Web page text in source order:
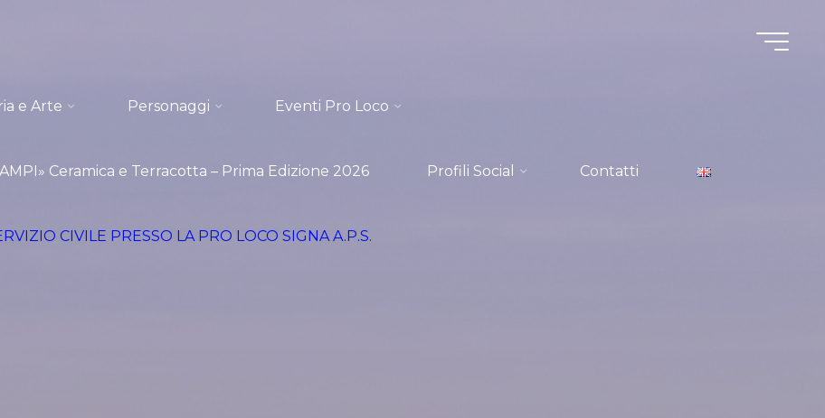
e Arte Personaggi Eventi Pro Loco
Ceramica e Terracotta – Prima Edizione 2026 Profili Social Contatti
CIVILE PRESSO LA PRO LOCO SIGNA A.P.S.